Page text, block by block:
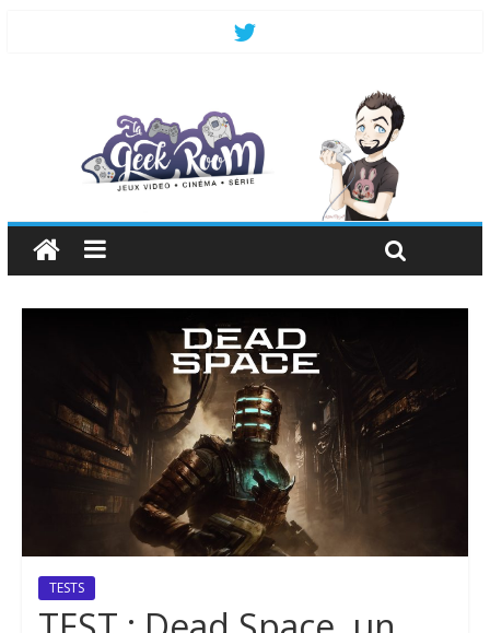
TESTS